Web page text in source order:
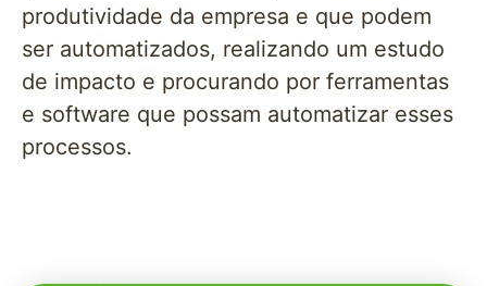
produtividade da empresa e que podem
ser automatizados, realizando um estudo
de impacto e procurando por ferramentas
e software que possam automatizar esses
processos.